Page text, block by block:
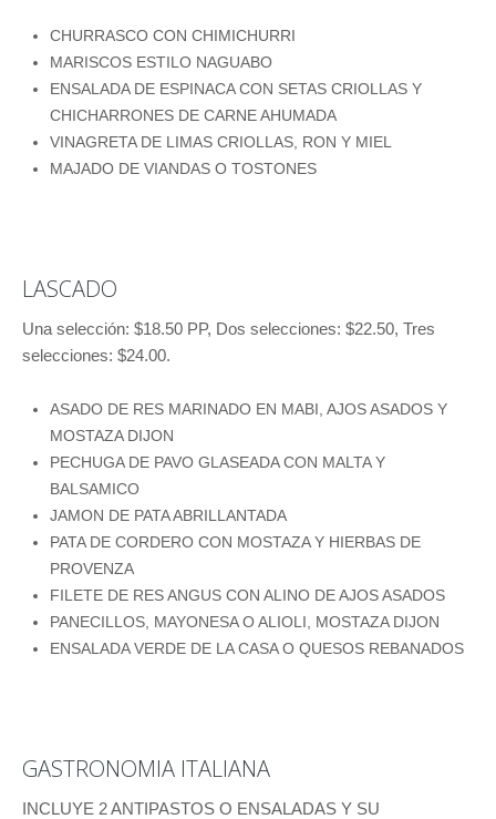
CHURRASCO CON CHIMICHURRI
MARISCOS ESTILO NAGUABO
ENSALADA DE ESPINACA CON SETAS CRIOLLAS Y
CHICHARRONES DE CARNE AHUMADA
VINAGRETA DE LIMAS CRIOLLAS, RON Y MIEL
MAJADO DE VIANDAS O TOSTONES
LASCADO
Una selección: $18.50 PP, Dos selecciones: $22.50, Tres
selecciones: $24.00.
ASADO DE RES MARINADO EN MABI, AJOS ASADOS Y
MOSTAZA DIJON
PECHUGA DE PAVO GLASEADA CON MALTA Y
BALSAMICO
JAMON DE PATA ABRILLANTADA
PATA DE CORDERO CON MOSTAZA Y HIERBAS DE
PROVENZA
FILETE DE RES ANGUS CON ALINO DE AJOS ASADOS
PANECILLOS, MAYONESA O ALIOLI, MOSTAZA DIJON
ENSALADA VERDE DE LA CASA O QUESOS REBANADOS
GASTRONOMIA ITALIANA
INCLUYE 2 ANTIPASTOS O ENSALADAS Y SU